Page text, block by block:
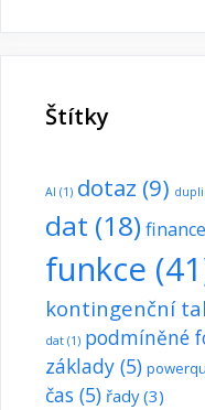
Štítky
AI (1) dotaz (9)
dat (18) finance
funkce
kontingenční
dat (1) podmíněné
základy (5)
čas (5) řady(3)